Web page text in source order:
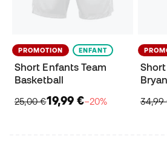
PROMOTION ENFANT
Short Enfants Team
Basketball
25,00 €19,99 €−20%
34,99